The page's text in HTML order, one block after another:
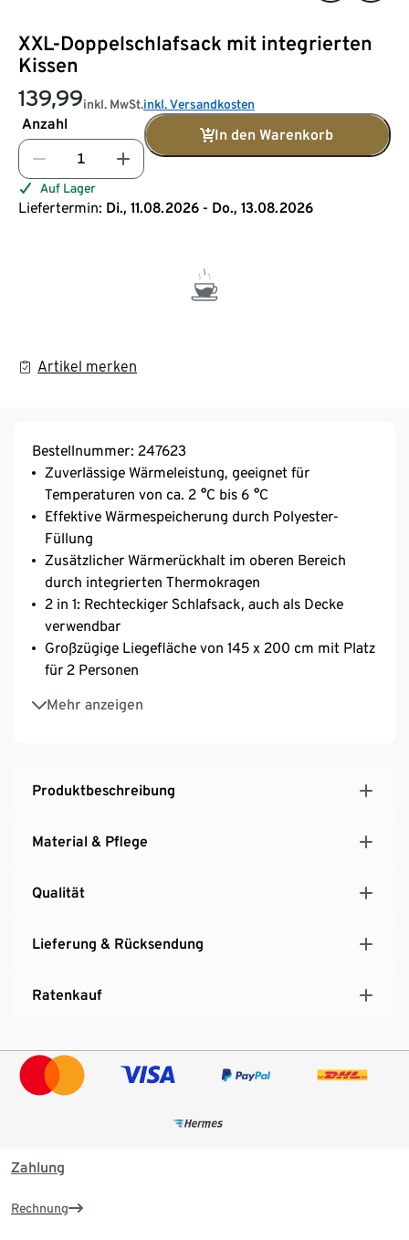
XXL-Doppelschlafsack mit integrierten
Kissen
139,99inkl. MwSt.inkl. Versandkosten
Anzahl
In den Warenkorb
Auf Lager
Liefertermin: Di., 11.08.2026 - Do., 13.08.2026
Artikel merken
Bestellnummer: 247623
Zuverlässige Wärmeleistung, geeignet für
Temperaturen von ca. 2 °C bis 6 °C
Effektive Wärmespeicherung durch Polyester-
Füllung
Zusätzlicher Wärmerückhalt im oberen Bereich
durch integrierten Thermokragen
2 in 1: Rechteckiger Schlafsack, auch als Decke
verwendbar
Großzügige Liegefläche von 145 x 200 cm mit Platz
für 2 Personen
Mehr anzeigen
Hoher Schlafkomfort durch hautfreundliches
Obermaterial aus reiner Baumwolle
Reißverschluss
Inkl. Tragetasche mit Henkeln
Produktbeschreibung
Material & Pflege
Qualität
Lieferung & Rücksendung
Ratenkauf
Zahlung
Rechnung